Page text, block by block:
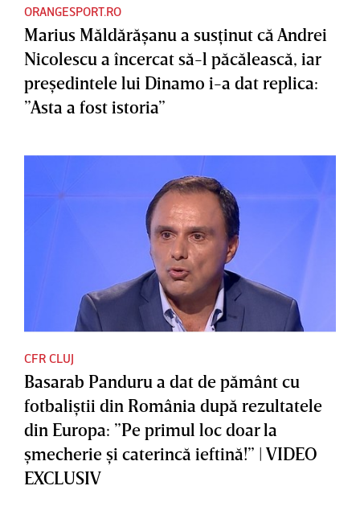
ORANGESPORT.RO
Marius Măldărăşanu a susţinut că Andrei
Nicolescu a încercat să-l păcălească, iar
preşedintele lui Dinamo i-a dat replica:
”Asta a fost istoria”
CFR CLUJ
Basarab Panduru a dat de pământ cu
fotbaliştii din România după rezultatele
din Europa: ”Pe primul loc doar la
şmecherie şi caterincă ieftină!” | VIDEO
EXCLUSIV